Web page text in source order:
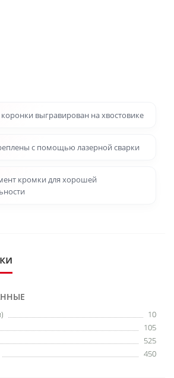
выгравирован на хвостовике
с помощью лазерной сварки
кромки для хорошей
10
105
525
450